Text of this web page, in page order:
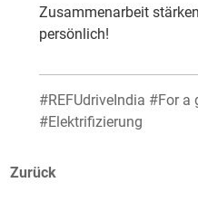
Zusammenarbeit
persönlich!
#REFUdriveIndia #For a
#Elektrifizierung
Zurück